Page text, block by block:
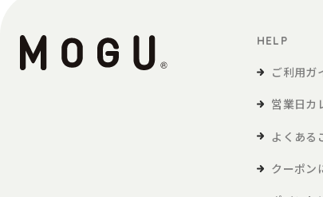
HELP
ご利用ガ
営業日カ
よくある
クーポン